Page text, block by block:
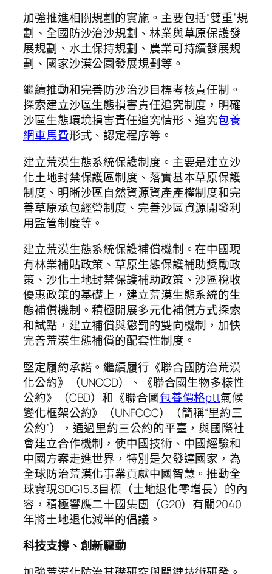
加強推進相關規劃的實施。主要包括“雙重”規
劃、全國防沙治沙規劃、林業與草原保護發
展規劃、水土保持規劃、農業可持續發展規
劃、國家沙漠公園發展規劃等。
繼續推動和完善防沙治沙目標考核責任制。
探索建立沙區生態損害責任追究制度，明確
沙區生態環境損害責任追究情形、追究包養
網車馬費形式、認定程序等。
建立荒漠生態系統保護制度。主要是建立沙
化土地封禁保護區制度、落實基本草原保護
制度、明晰沙區自然資源資產產權制度和完
善草原承包經營制度、完善沙區資源開發利
用監管制度等。
建立荒漠生態系統保護補償機制。在中國現
有林業補貼政策、草原生態保護補助獎勵政
策、沙化土地封禁保護補助政策、沙區稅收
優惠政策的基礎上，建立荒漠生態系統的生
態補償機制。積極開展多元化補償方式探索
和試點，建立補償與懲罰的雙向機制，加快
完善荒漠生態補償的配套性制度。
堅定履約承諾。繼續履行《聯合國防治荒漠
化公約》（UNCCD）、《聯合國生物多樣性
公約》（CBD）和《聯合國包養價格ptt氣候
變化框架公約》（UNFCCC）（簡稱“里約三
公約”），通過里約三公約的平臺，與國際社
會建立合作機制，使中國技術、中國經驗和
中國方案走進世界，特別是欠發達國家，為
全球防治荒漠化事業貢獻中國智慧。推動全
球實現SDG15.3目標（土地退化零增長）的內
容，積極響應二十國集團（G20）有關2040
年將土地退化減半的倡議。
科技支撐、創新驅動